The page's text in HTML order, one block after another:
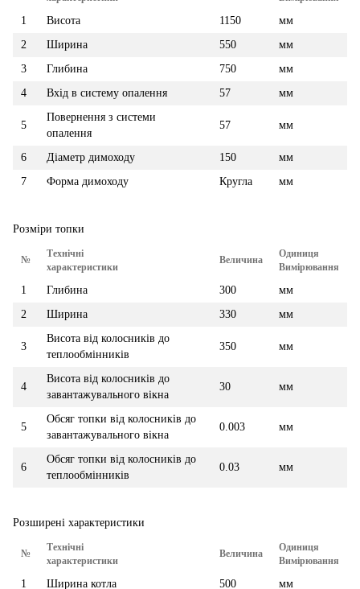
1 Висота 1150
мм
2
Ширина 550
мм
3
Глибина 750
мм
4
Вхід в систему опалення 57 мм
5
Повернення з системи
опалення
57 мм
6 Діаметр димоходу 150
мм
7
Форма димоходу Кругла мм
Розміри топки
№
Технічні
характеристики
Величина
Одиниця
Вимірювання
1 Глибина 300
мм
2
Ширина 330 мм
3
Висота від колосників до
теплообмінників
350 мм
4
Висота від колосників до
завантажувального вікна
30 мм
5
Обсяг топки від колосників до
завантажувального вікна
0.003 мм
6
Обсяг топки від колосників до
теплообмінників
0.03 мм
Розширені характеристики
№
Технічні
характеристики
Величина
Одиниця
Вимірювання
1 Ширина котла 500 мм